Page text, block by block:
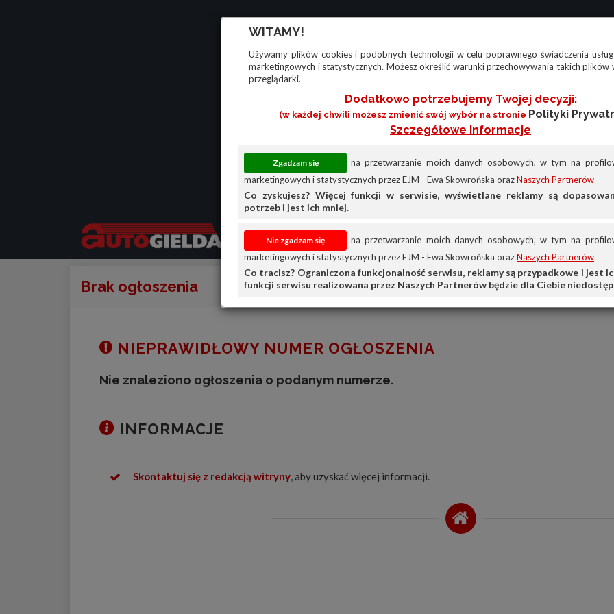
WITAMY!
Używamy plików cookies i podobnych technologii w celu poprawnego świadczenia
marketingowych i statystycznych. Możesz określić warunki przechowywania takich plików
przeglądarki.
Dodatkowo potrzebujemy Twojej decyzji:
(w każdej chwili możesz zmienić swój wybór na stronie Polityki
Szczegółowe Informacje
na przetwarzanie moich danych osobowych, w tym na
marketingowych i statystycznych przez EJM - Ewa Skowrońska orazNaszych Partnerów
Co zyskujesz? Więcej funkcji w serwisie, wyświetlane reklamy są
potrzeb i jest ich mniej.
na przetwarzanie moich danych osobowych, w tym na
marketingowych i statystycznych przez EJM - Ewa Skowrońska orazNaszych Partnerów
Co tracisz? Ograniczona funkcjonalność serwisu, reklamy są przypadkowe i jest
funkcji serwisu realizowana przez Naszych Partnerów będzie dla Ciebie
Brak ogłoszenia
NIEPRAWIDŁOWY NUMER OGŁOSZENIA
Nie znaleziono ogłoszenia o podanym numerze.
INFORMACJE
Skontaktuj się z redakcją witryny, aby uzyskać więcej informacji.